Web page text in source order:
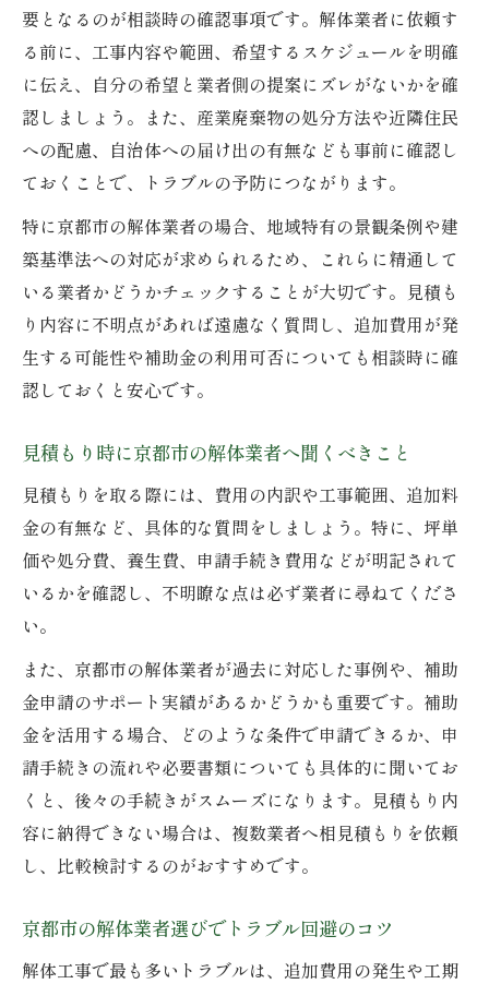
要となるのが相談時の確認事項です。解体業者に依頼す
る前に、工事内容や範囲、希望するスケジュールを明確
に伝え、自分の希望と業者側の提案にズレがないかを確
認しましょう。また、産業廃棄物の処分方法や近隣住民
への配慮、自治体への届け出の有無なども事前に確認し
ておくことで、トラブルの予防につながります。
特に京都市の解体業者の場合、地域特有の景観条例や建
築基準法への対応が求められるため、これらに精通して
いる業者かどうかチェックすることが大切です。見積も
り内容に不明点があれば遠慮なく質問し、追加費用が発
生する可能性や補助金の利用可否についても相談時に確
認しておくと安心です。
見積もり時に京都市の解体業者へ聞くべきこと
見積もりを取る際には、費用の内訳や工事範囲、追加料
金の有無など、具体的な質問をしましょう。特に、坪単
価や処分費、養生費、申請手続き費用などが明記されて
いるかを確認し、不明瞭な点は必ず業者に尋ねてくださ
い。
また、京都市の解体業者が過去に対応した事例や、補助
金申請のサポート実績があるかどうかも重要です。補助
金を活用する場合、どのような条件で申請できるか、申
請手続きの流れや必要書類についても具体的に聞いてお
くと、後々の手続きがスムーズになります。見積もり内
容に納得できない場合は、複数業者へ相見積もりを依頼
し、比較検討するのがおすすめです。
京都市の解体業者選びでトラブル回避のコツ
解体工事で最も多いトラブルは、追加費用の発生や工期